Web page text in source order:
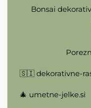
Bonsai
🇸🇮 dekorativne-
🎄 umetne-jelke.si